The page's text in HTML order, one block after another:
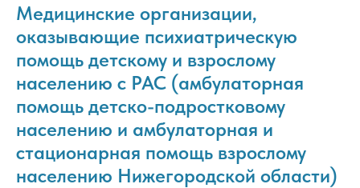
Медицинские организации,
оказывающие психиатрическую
помощь детскому и взрослому
населению с РАС (амбулаторная
помощь детско-подростковому
населению и амбулаторная и
стационарная помощь взрослому
населению Нижегородской области)